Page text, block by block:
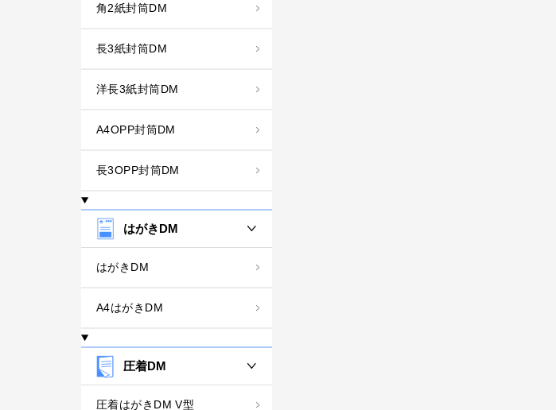
角2紙封筒DM
長3紙封筒DM
洋長3紙封筒DM
A4OPP封筒DM
長3OPP封筒DM
はがきDM
はがきDM
A4はがきDM
圧着DM
圧着はがきDM V型